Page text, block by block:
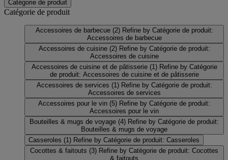
Catégorie de produit
Catégorie de produit
Accessoires de barbecue (2) Refine by Catégorie de produit:
Accessoires de barbecue
Accessoires de cuisine (2) Refine by Catégorie de produit:
Accessoires de cuisine
Accessoires de cuisine et de pâtisserie (1) Refine by Catégorie
de produit: Accessoires de cuisine et de pâtisserie
Accessoires de services (1) Refine by Catégorie de produit:
Accessoires de services
Accessoires pour le vin (5) Refine by Catégorie de produit:
Accessoires pour le vin
Bouteilles & mugs de voyage (4) Refine by Catégorie de produit:
Bouteilles & mugs de voyage
Casseroles (1) Refine by Catégorie de produit: Casseroles
Cocottes & faitouts (3) Refine by Catégorie de produit: Cocottes
& faitouts